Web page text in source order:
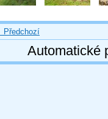
Předchozí
Automatické